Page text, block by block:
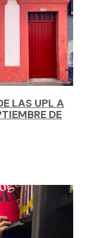
LAS UPL A
DE